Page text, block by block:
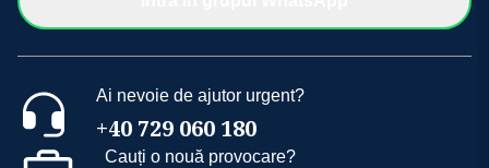
Ai nevoie de ajutor urgent?
+40 729 060 180
Cauți o nouă provocare?